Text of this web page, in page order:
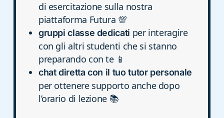
di esercitazione sulla nostra
piattaforma Futura 💯
gruppi classe dedicati per interagire
con gli altri studenti che si stanno
preparando con te 📱
chat diretta con il tuo tutor personale
per ottenere supporto anche dopo
l’orario di lezione 📚